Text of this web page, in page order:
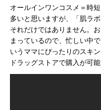
オールインワンコスメ＝時
多いと思いますが、「肌ラ
それだけではありません。
まっているので、忙しい中
いうママにぴったりのスキ
ドラッグストアで購入が可